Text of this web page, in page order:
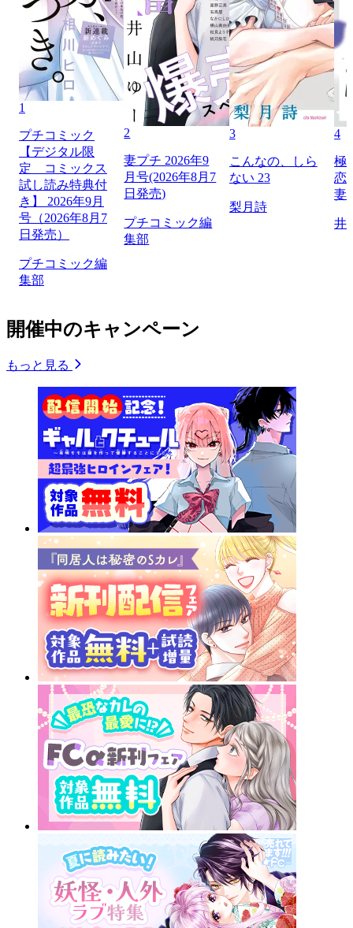
1
プチコミック
【デジタル限
定 コミックス
試し読み特典付
き】 2026年9月
号（2026年8月7
日発売）
プチコミック編
集部
2
妻プチ 2026年9
月号(2026年8月7
日発売)
プチコミック編
集部
3
こんなの、しら
ない 23
梨月詩
4
極
恋
妻
井
開催中のキャンペーン
もっと見る